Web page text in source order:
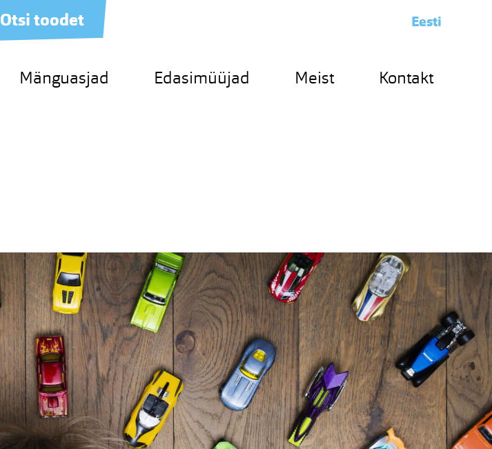
Otsi toodet
Mänguasjad Edasimüüjad Meist Kontakt
Eesti